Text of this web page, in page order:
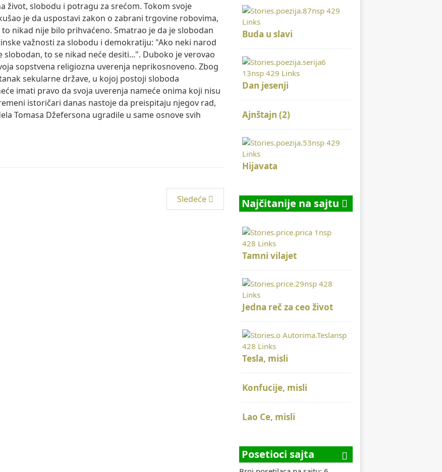
život, slobodu i potragu za srećom. Tokom svoje
je da uspostavi zakon o zabrani trgovine robovima,
nikad nije bilo prihvaćeno. Smatrao je da je slobodan
važnosti za slobodu i demokratiju: "Ako neki narod
to se nikad neće desiti...". Duboko je verovao
sopstvena religiozna uverenja neprikosnoveno. Zbog
sekularne države, u kojoj postoji sloboda
imati pravo da svoja uverenja nameće onima koji nisu
istoričari danas nastoje da preispitaju njegov rad,
Tomasa Džefersona ugradile u same osnove svih
Sledeće
Buda u slavi
Dan jesenji
Ajnštajn (2)
Hijavata
Najčitanije na sajtu
Tamni vilajet
Jedna reč za ceo život
Tesla, misli
Konfucije, misli
Lao Ce, misli
Posetioci sajta